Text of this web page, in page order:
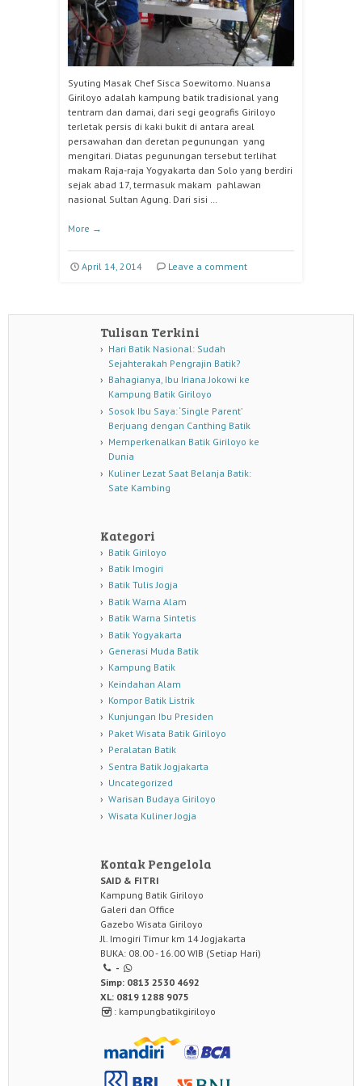
Syuting Masak Chef Sisca Soewitomo. Nuansa
Giriloyo adalah kampung batik tradisional yang
tentram dan damai, dari segi geografis Giriloyo
terletak persis di kaki bukit di antara areal
persawahan dan deretan pegunungan yang
mengitari. Diatas pegunungan tersebut terlihat
makam Raja-raja Yogyakarta dan Solo yang berdiri
sejak abad 17, termasuk makam pahlawan
nasional Sultan Agung. Dari sisi …
More →
April 14, 2014 Leave a comment
Tulisan Terkini
Hari Batik Nasional: Sudah
Sejahterakah Pengrajin Batik?
Bahagianya, Ibu Iriana Jokowi ke
Kampung Batik Giriloyo
Sosok Ibu Saya: ‘Single Parent’
Berjuang dengan Canthing Batik
Memperkenalkan Batik Giriloyo ke
Dunia
Kuliner Lezat Saat Belanja Batik:
Sate Kambing
Kategori
Batik Giriloyo
Batik Imogiri
Batik Tulis Jogja
Batik Warna Alam
Batik Warna Sintetis
Batik Yogyakarta
Generasi Muda Batik
Kampung Batik
Keindahan Alam
Kompor Batik Listrik
Kunjungan Ibu Presiden
Paket Wisata Batik Giriloyo
Peralatan Batik
Sentra Batik Jogjakarta
Uncategorized
Warisan Budaya Giriloyo
Wisata Kuliner Jogja
Kontak Pengelola
SAID & FITRI
Kampung Batik Giriloyo
Galeri dan Office
Gazebo Wisata Giriloyo
Jl. Imogiri Timur km 14 Jogjakarta
BUKA: 08.00 - 16.00 WIB (Setiap Hari)
-
Simp: 0813 2530 4692
XL: 0819 1288 9075
: kampungbatikgiriloyo